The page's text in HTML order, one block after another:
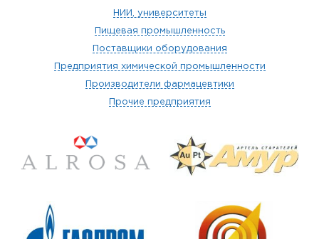
НИИ, университеты
Пищевая промышленность
Поставщики оборудования
Предприятия химической промышленности
Производители фармацевтики
Прочие предприятия